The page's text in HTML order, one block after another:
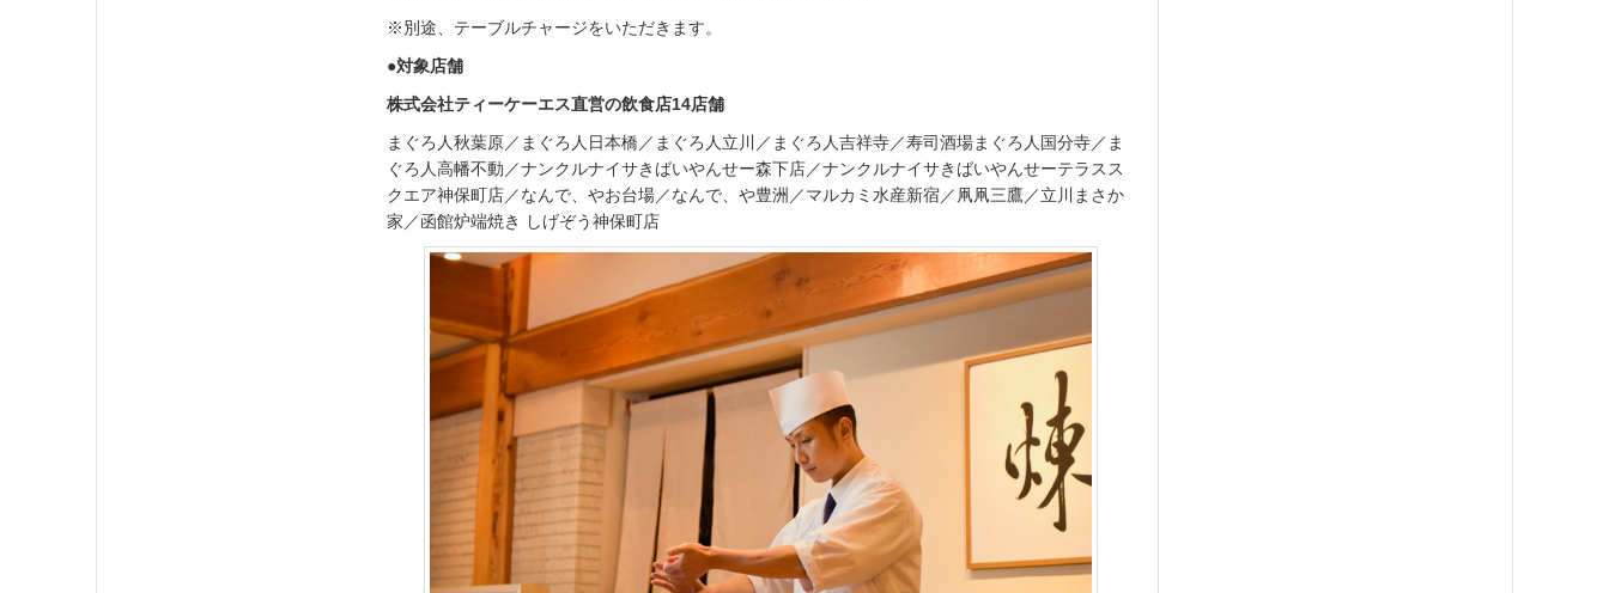
※別途、テーブルチャージをいただきます。
●対象店舗
株式会社ティーケーエス直営の飲食店14店舗
まぐろ人秋葉原／まぐろ人日本橋／まぐろ人立川／まぐろ人吉祥寺／寿司酒場まぐろ人国分寺／ま
ぐろ人高幡不動／ナンクルナイサきばいやんせー森下店／ナンクルナイサきばいやんせーテラスス
クエア神保町店／なんで、やお台場／なんで、や豊洲／マルカミ水産新宿／凧凧三鷹／立川まさか
家／函館炉端焼き しげぞう神保町店